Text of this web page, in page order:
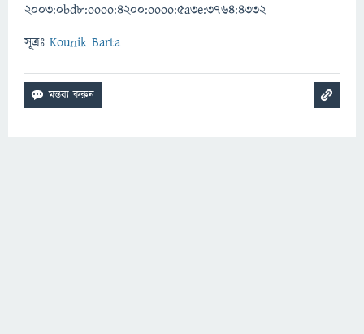
2003:0bd8:oooo:4200:oooo:5a3e:3764:4332
সূত্রঃ Kounik Barta